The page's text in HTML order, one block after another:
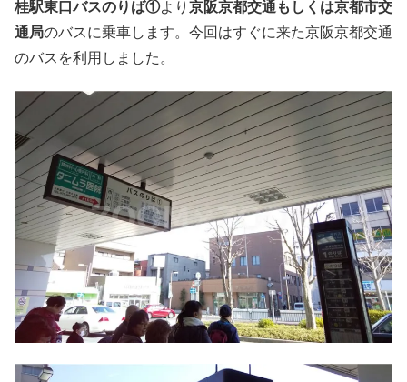
桂駅東口バスのりば①より 京阪京都交通もしくは京都市交
通局のバスに乗車します。今回はすぐに来た京阪京都交通
のバスを利用しました。